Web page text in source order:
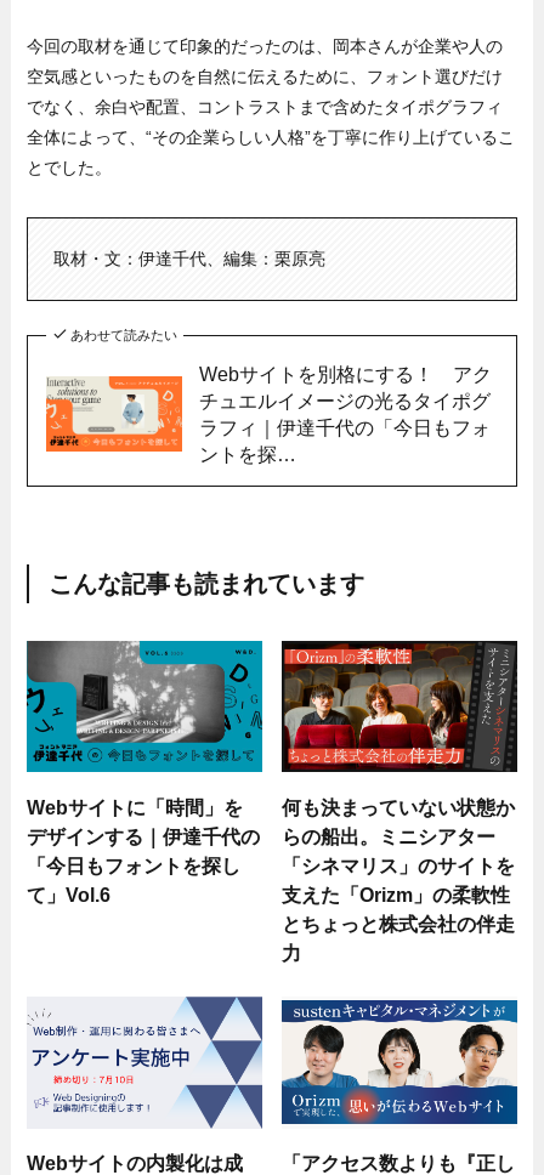
今回の取材を通じて印象的だったのは、岡本さんが企業や人の
空気感といったものを自然に伝えるために、フォント選びだけ
でなく、余白や配置、コントラストまで含めたタイポグラフィ
全体によって、“その企業らしい人格”を丁寧に作り上げているこ
とでした。
取材・文：伊達千代、編集：栗原亮
あわせて読みたい
Webサイトを別格にする！ アク
チュエルイメージの光るタイポグ
ラフィ｜伊達千代の「今日もフォ
ントを探…
こんな記事も読まれています
Webサイトに「時間」を
デザインする｜伊達千代の
「今日もフォントを探し
て」Vol.6
何も決まっていない状態か
らの船出。ミニシアター
「シネマリス」のサイトを
支えた「Orizm」の柔軟性
とちょっと株式会社の伴走
力
Webサイトの内製化は成
「アクセス数よりも『正し